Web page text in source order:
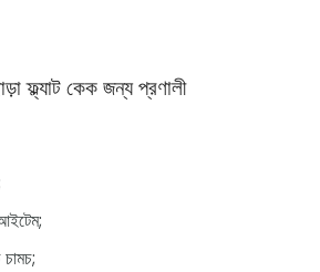
ফ্ল্যাট কেক জন্য প্রণালী